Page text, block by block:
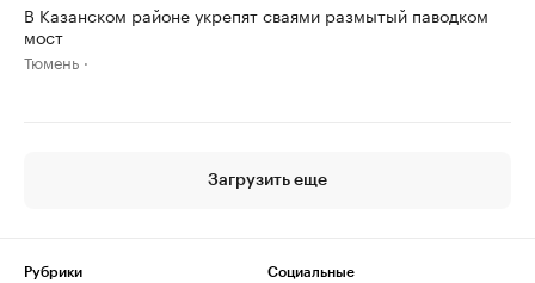
В Казанском районе укрепят сваями размытый паводком
мост
Тюмень
Загрузить еще
Рубрики
Социальные